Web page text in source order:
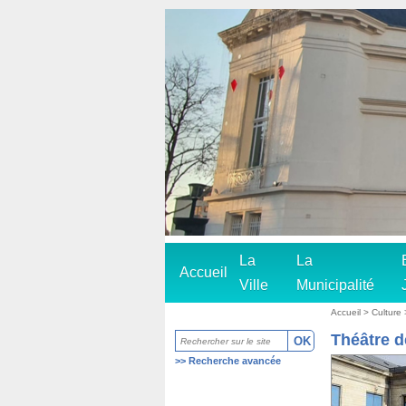
Accueil
La
Ville
La
Municipalité
>> Recherche avancée
Accueil >Culture
Théâtre